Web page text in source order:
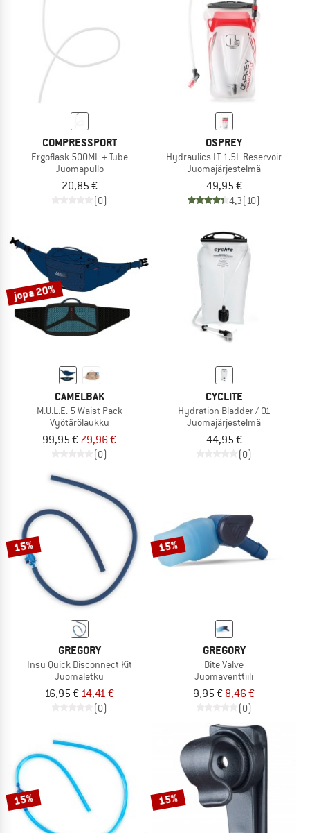
COMPRESSPORT
Ergoflask 500ML + Tube
Juomapullo
20,85 €
(0)
OSPREY
Hydraulics LT 1.5L Reservoir
Juomajärjestelmä
49,95 €
4,3(10)
jopa 20%
CAMELBAK
M.U.L.E. 5 Waist Pack
Vyötärölaukku
99,95 € 79,96 €
(0)
CYCLITE
Hydration Bladder / 01
Juomajärjestelmä
44,95 €
(0)
15%
GREGORY
Insu Quick Disconnect Kit
Juomaletku
16,95 € 14,41 €
(0)
15%
GREGORY
Bite Valve
Juomaventtiili
9,95 € 8,46 €
(0)
15% 15%